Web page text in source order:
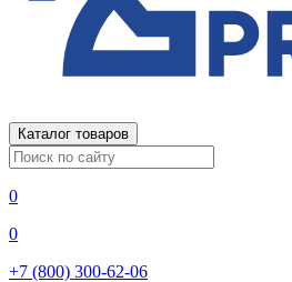
Каталог товаров
0
0
+7 (800) 300-62-06